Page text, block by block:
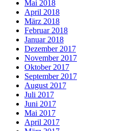
Mai 2018
April 2018
März 2018
Februar 2018
Januar 2018
Dezember 2017
November 2017
Oktober 2017
September 2017
August 2017
Juli 2017
Juni 2017
Mai 2017
April 2017